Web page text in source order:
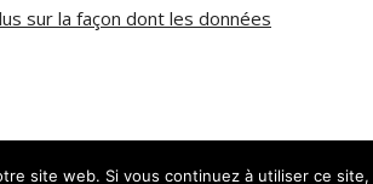
sur la façon dont les données
Copyright © AM Dignités - L'info sociale,
site web. Si vous continuez à utiliser ce